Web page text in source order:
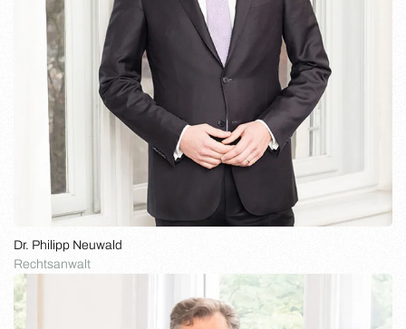
Dr. Philipp Neuwald
Rechtsanwalt